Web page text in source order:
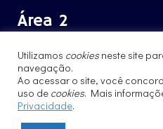
Área 2
Jardim Santa Angelina - CEP 13563-120
São Carlos - São Paulo - Brasil
Telefone: (16) 3373-8068 (Portaria prédio
(16) 3364-8070 (Portaria prédio
Utilizamos cookiesneste site
navegação.
Ao acessar o site, você
uso de cookies. Mais
Privacidade.